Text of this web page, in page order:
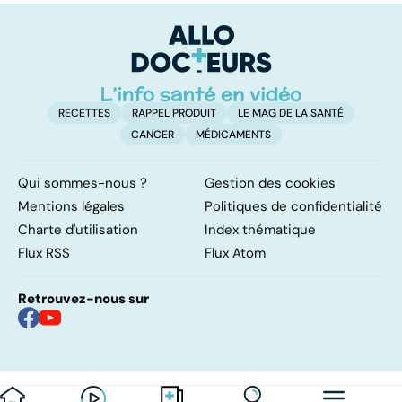
RECETTES RAPPEL PRODUIT
LE MAG DE LA SANTÉ
CANCER
MÉDICAMENTS
Qui sommes-nous ?
Gestion des cookies
Mentions légales
Politiques de confidentialité
Charte d'utilisation
Index thématique
Flux RSS
Flux Atom
Retrouvez-nous sur